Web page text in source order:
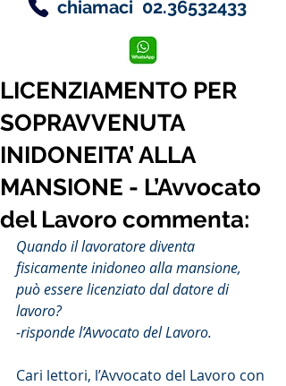
chiamaci 02.36532433
LICENZIAMENTO PER
SOPRAVVENUTA
INIDONEITA’ ALLA
MANSIONE - L’Avvocato
del Lavoro commenta:
Quando il lavoratore diventa
fisicamente inidoneo alla mansione,
può essere licenziato dal datore di
lavoro?
-risponde l’Avvocato del Lavoro.
Cari lettori, l’Avvocato del Lavoro con